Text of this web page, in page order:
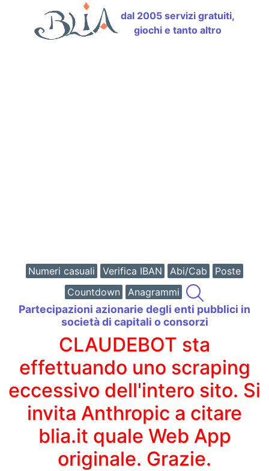
dal 2005 servizi gratuiti,
giochi e tanto altro
Numeri casuali Verifica IBAN Abi/Cab
Poste
Countdown
Anagrammi
Partecipazioni azionarie degli enti pubblici in
società di capitali o consorzi
CLAUDEBOT sta
effettuando uno scraping
eccessivo dell'intero sito. Si
invita Anthropic a citare
blia.it quale Web App
originale. Grazie.